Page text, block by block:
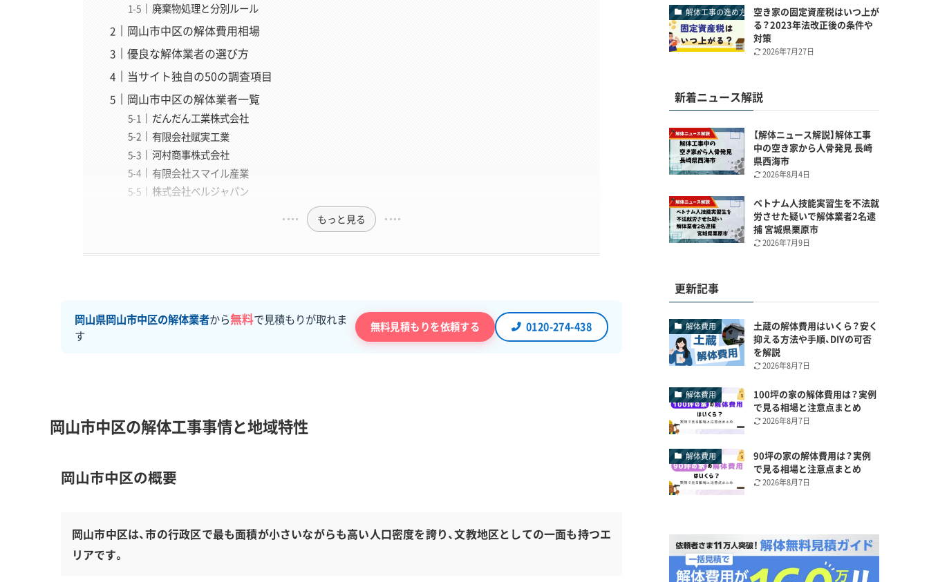
廃棄物処理と分別ルール
岡山市中区の解体費用相場
優良な解体業者の選び方
当サイト独自の50の調査項目
岡山市中区の解体業者一覧
だんだん工業株式会社
有限会社賦実工業
河村商事株式会社
有限会社スマイル産業
株式会社ベルジャパン
もっと見る
岡山県岡山市中区の解体業者から無料で見積もりが取れま
す
無料見積もりを依頼する 0120-274-438
岡山市中区の解体工事事情と地域特性
岡山市中区の概要
岡山市中区は、市の行政区で最も面積が小さいながらも高い人口密度を誇り、文教地区としての一面も持つエ
リアです。
解体工事の進め方
空き家の固定資産税はいつ上が
る？2023年法改正後の条件や
対策
2026年7月27日
新着ニュース解説
【解体ニュース解説】解体工事
中の空き家から人骨発見 長崎
県西海市
2026年8月4日
ベトナム人技能実習生を不法就
労させた疑いで解体業者2名逮
捕 宮城県栗原市
2026年7月9日
更新記事
解体費用
土蔵の解体費用はいくら？安く
抑える方法や手順、DIYの可否
を解説
2026年8月7日
解体費用
100坪の家の解体費用は？実例
で見る相場と注意点まとめ
2026年8月7日
解体費用
90坪の家の解体費用は？実例
で見る相場と注意点まとめ
2026年8月7日